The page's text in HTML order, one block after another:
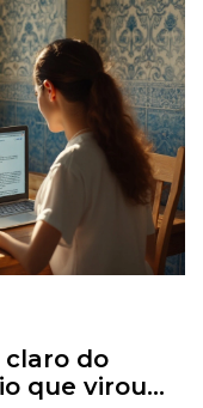
claro do
que virou